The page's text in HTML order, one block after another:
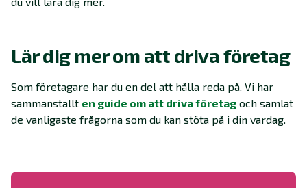
Lär dig mer om att driva företag
Som företagare har du en del att hålla reda på. Vi har
sammanställt en guide om att driva företag och samlat
de vanligaste frågorna som du kan stöta på i din vardag.